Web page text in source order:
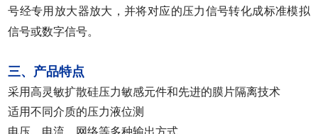
号经专用放大器放大，并将对应的压力信号转化成标准模拟
信号或数字信号。
三、产品特点
采用高灵敏扩散硅压力敏感元件和先进的膜片隔离技术
适用不同介质的压力液位测
电压、电流、网络等多种输出方式